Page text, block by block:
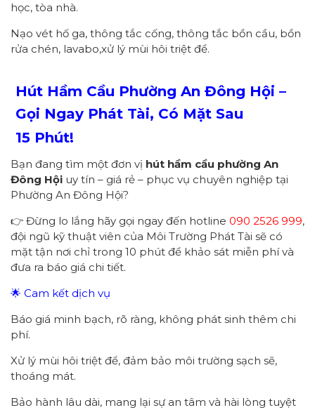
học, tòa nhà.
Nạo vét hố ga, thông tắc cống, thông tắc bồn cầu, bồn
rửa chén, lavabo,xử lý mùi hôi triệt để.
Hút Hầm Cầu Phường An Đông Hội –
Gọi Ngay Phát Tài, Có Mặt Sau
15 Phút!
Bạn đang tìm một đơn vị hút hầm cầu phường An
Đông Hội uy tín – giá rẻ – phục vụ chuyên nghiệp tại
Phường An Đông Hội?
👉 Đừng lo lắng hãy gọi ngay đến hotline 090 2526 999,
đội ngũ kỹ thuật viên của Môi Trường Phát Tài sẽ có
mặt tận nơi chỉ trong 10 phút để khảo sát miễn phí và
đưa ra báo giá chi tiết.
🌟 Cam kết dịch vụ
Báo giá minh bạch, rõ ràng, không phát sinh thêm chi
phí.
Xử lý mùi hôi triệt để, đảm bảo môi trường sạch sẽ,
thoáng mát.
Bảo hành lâu dài, mang lại sự an tâm và hài lòng tuyệt